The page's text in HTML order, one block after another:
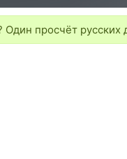
просчёт русских